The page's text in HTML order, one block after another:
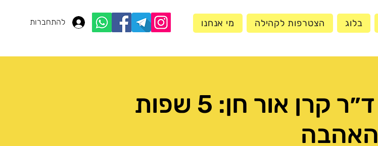
להתחברות בלוג הצטרפות לקהילה מי אנחנו
הרצאה בזום של ד״ר קרן אור חן: 5 שפות
האהבה